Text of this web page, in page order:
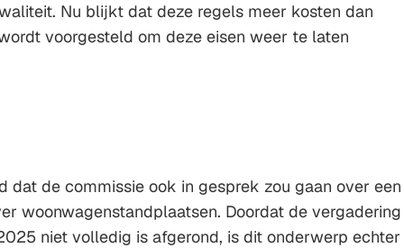
Nu blijkt dat deze regels meer kosten dan
voorgesteld om deze eisen weer te laten
dat de commissie ook in gesprek zou gaan over een
woonwagenstandplaatsen. Doordat de vergadering
niet volledig is afgerond, is dit onderwerp echter